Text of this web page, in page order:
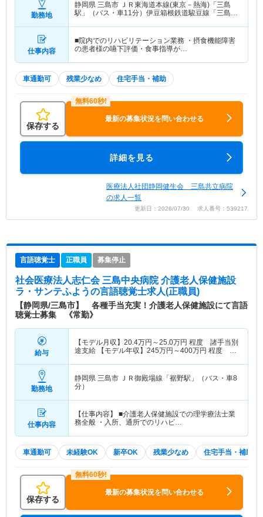
勤務地
静岡県 三島市 ＪＲ東海道本線(東京－熱海)「三島
駅」（バス・車11分）伊豆箱根鉄道駿豆線「三島二
仕事内容
■院内でのリハビリテーション業務 ・摂食機能障害
の患者様の嚥下評価・食事指導が…
車通勤可 残業少なめ 住宅手当・補助
保存する
最新の募集状況を問い合わせる
詳細を見る
医療法人社団静岡健生会 三島共立病院
の求人一覧
更新日：2026/07/30 求人番号：539217
言語聴覚士 正職員 募集停止
社会医療法人志仁会 三島中央病院 介護老人保健施設
ラ・サンテふようの言語聴覚士求人(正職員)
【静岡県/三島市】 各種手当充実！介護老人保健施設にて言語
聴覚士募集 《常勤》
給与
【モデル月収】 20.4万円～25.0万円 程度 諸手当別
途支給 【モデル年収】 245万円～400万円 程度 賞
勤務地
静岡県 三島市 ＪＲ御殿場線「裾野駅」（バス・車8
分）
仕事内容
【仕事内容】 ■介護老人保健施設での理学療法士業
務全般 ・入所、通所でのリハビ…
車通勤可 未経験OK 新卒OK 残業少なめ 住宅手当・補助
保存する
最新の募集状況を問い合わせる